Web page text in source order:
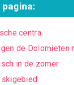
centra
de Dolomieten
in de zomer